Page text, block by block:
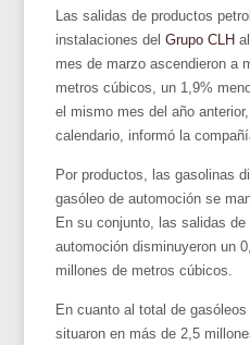
Las salidas de productos
instalaciones delGrupo CLH
mes de marzo ascendieron a
metros cúbicos, un 1,9%
el mismo mes del año
calendario, informó la
Por productos, las gasolinas
gasóleo de automoción se
En su conjunto, las salidas
automoción disminuyeron un
millones de metros cúbicos.
En cuanto al total de
situaron en más de 2,5